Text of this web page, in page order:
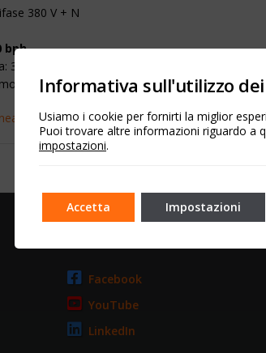
380 V + N
bph
3 bar, consumo 10 l/min
2 bar, consumo 12 l/h
per lattine!
Facebook
YouTube
LinkedIn
Informativa sull'utilizzo
Usiamo i cookie per fornirti la miglior
Puoi trovare altre informazioni riguardo a
impostazioni.
Accetta Impostazioni